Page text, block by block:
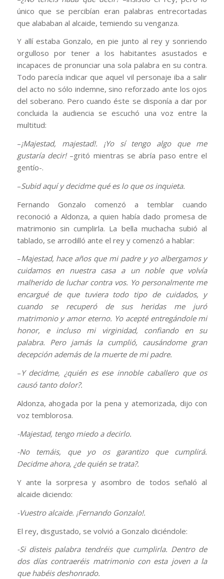
único que se percibían eran palabras entrecortadas
que alababan al alcaide, temiendo su venganza.
Y allí estaba Gonzalo, en pie junto al rey y sonriendo
orgulloso por tener a los habitantes asustados e
incapaces de pronunciar una sola palabra en su contra.
Todo parecía indicar que aquel vil personaje iba a salir
del acto no sólo indemne, sino reforzado ante los ojos
del soberano. Pero cuando éste se disponía a dar por
concluida la audiencia se escuchó una voz entre la
multitud:
–¡Majestad, majestad!. ¡Yo sí tengo algo que me
gustaría decir!–gritó mientras se abría paso entre el
gentío-.
–Subid aquí y decidme qué es lo que os inquieta.
Fernando Gonzalo comenzó a temblar cuando
reconoció a Aldonza, a quien había dado promesa de
matrimonio sin cumplirla. La bella muchacha subió al
tablado, se arrodilló ante el rey y comenzó a hablar:
–Majestad, hace años que mi padre y yo albergamos y
cuidamos en nuestra casa a un noble que volvía
malherido de luchar contra vos. Yo personalmente me
encargué de que tuviera todo tipo de cuidados, y
cuando se recuperó de sus heridas me juró
matrimonio y amor eterno. Yo acepté entregándole mi
honor, e incluso mi virginidad, confiando en su
palabra. Pero jamás la cumplió, causándome gran
decepción además de la muerte de mi padre.
–Y decidme, ¿quién es ese innoble caballero que os
causó tanto dolor?.
Aldonza, ahogada por la pena y atemorizada, dijo con
voz temblorosa.
-Majestad, tengo miedo a decirlo.
-No temáis, que yo os garantizo que cumplirá.
Decidme ahora, ¿de quién se trata?.
Y ante la sorpresa y asombro de todos señaló al
alcaide diciendo:
-Vuestro alcaide. ¡Fernando Gonzalo!.
El rey, disgustado, se volvió a Gonzalo diciéndole:
-Si disteis palabra tendréis que cumplirla. Dentro de
dos días contraeréis matrimonio con esta joven a la
que habéis deshonrado.